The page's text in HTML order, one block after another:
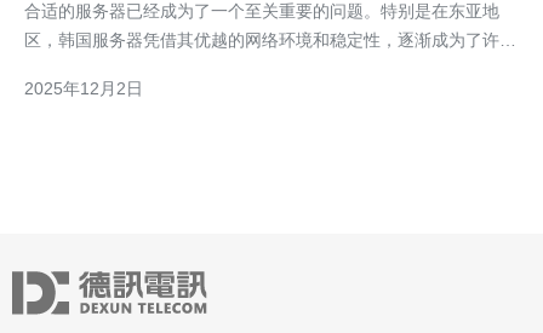
合适的服务器已经成为了一个至关重要的问题。特别是在东亚地
区，韩国服务器凭借其优越的网络环境和稳定性，逐渐成为了许多
验，为您提供全面的参考。 首先，我们来了解一下什么是英雄韩
2025年12月2日